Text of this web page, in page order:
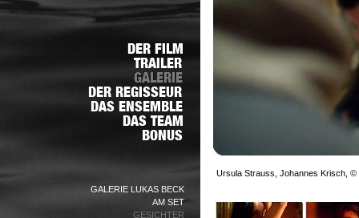
GALERIE LUKAS BECK
AM SET
GESICHTER
Ursula Strauss, Johannes Krisch, ©